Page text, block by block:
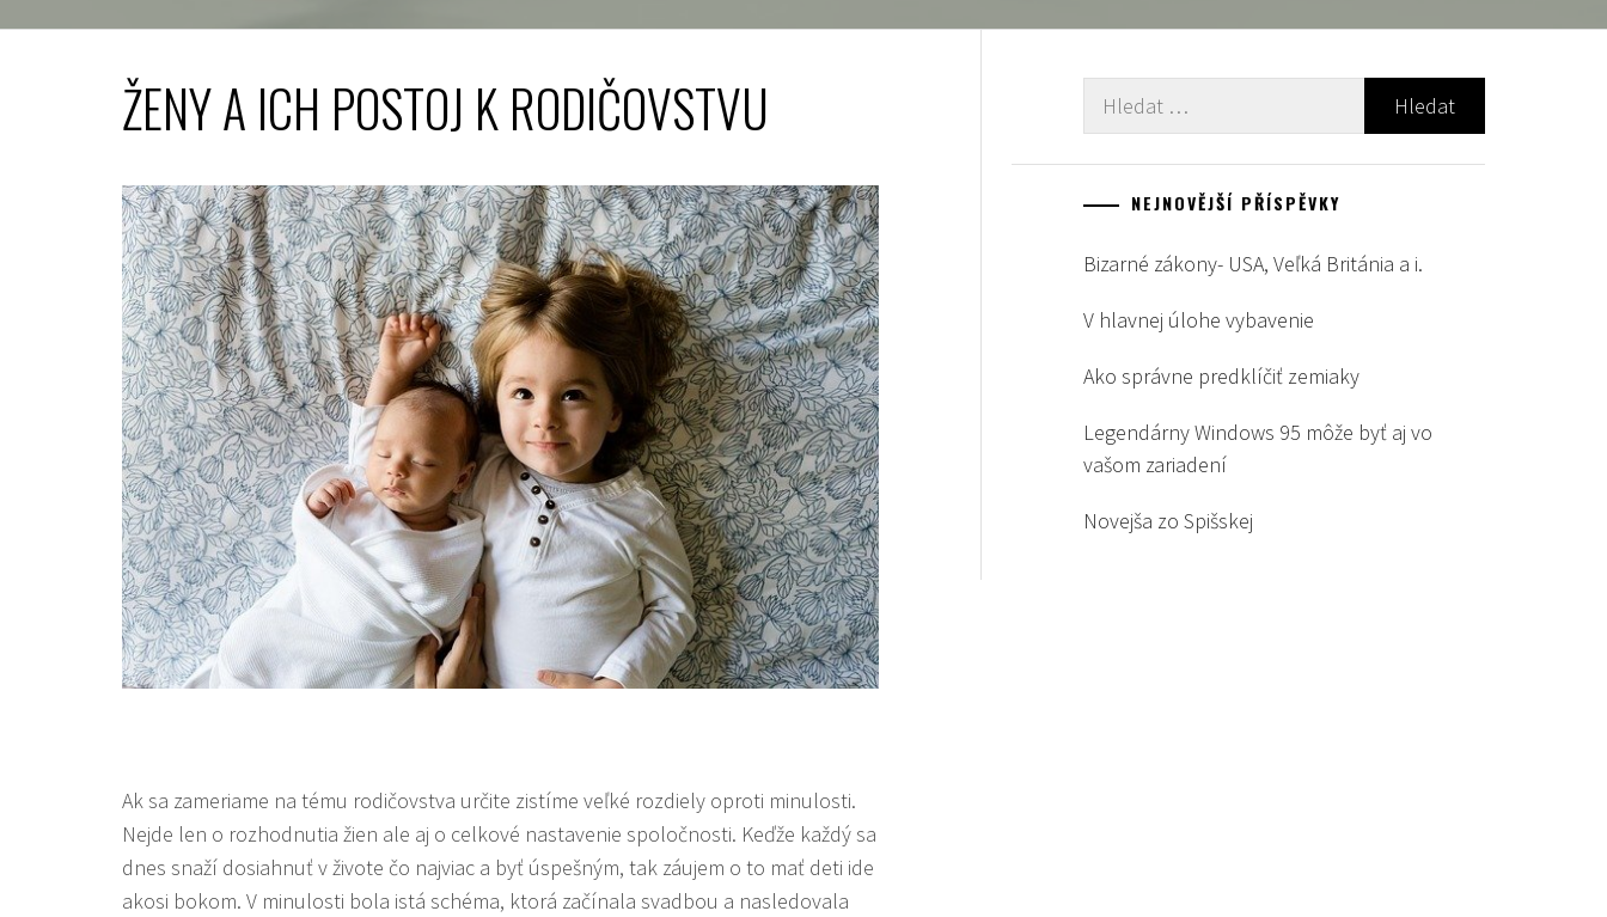
ŽENY A ICH POSTOJ K RODIČOVSTVU
Ak sa zameriame na tému rodičovstva určite zistíme veľké rozdiely oproti minulosti.
Nejde len o rozhodnutia žien ale aj o celkové nastavenie spoločnosti. Keďže každý sa
dnes snaží dosiahnuť v živote čo najviac a byť úspešným, tak záujem o to mať deti ide
akosi bokom. V minulosti bola istá schéma, ktorá začínala svadbou a nasledovala
Vyhledávání
NEJNOVĚJŠÍ PŘÍSPĚVKY
Bizarné zákony- USA, Veľká Británia a i.
V hlavnej úlohe vybavenie
Ako správne predklíčiť zemiaky
Legendárny Windows 95 môže byť aj vo
vašom zariadení
Novejša zo Spišskej